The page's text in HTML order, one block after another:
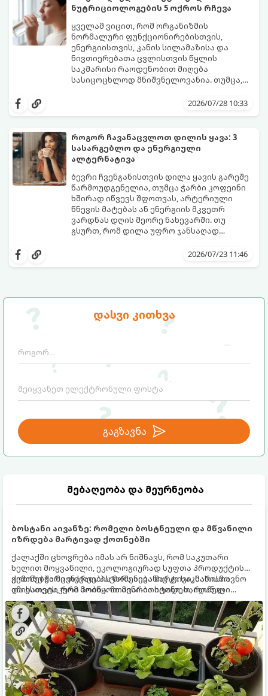
დასვი კითხვა
გაგზავნა
მებაღეობა და მეურნეობა
ბოსტანი აივანზე: რომელი ბოსტნეული და მწვანილი
იზრდება მარტივად ქოთნებში
ქალაქში ცხოვრება იმას არ ნიშნავს, რომ საკუთარი
ხელით მოყვანილი, ეკოლოგიურად სუფთა პროდუქტის
გემოზე უარი თქვათ. პატარა აივანიც კი საკმარისია
იმისათვის, რომ მოიწყოთ მინი-ბოსტანი, საიდანაც
ყოველდღიურად ახალ, არომატულ მწვანილსა და
ბოსტნეულს მოკრეფთ.
ქოთნებში მცენარეების მოშენება მარტივი, სასიამოვნო
და ესთეტიკური ჰობია. მთავარია იცოდეთ, რომელი
კულტურები ეგუებიან ქოთნის პირობებს ყველაზე კარგად
და როგორ მოუაროთ მათ სწორად.
და შესაძლოა 4-დან 8 წლამდე
გაგრძელდეს).
იმისათვის, რომ ეს პერიოდი შფოთვის
გარეშე გაიაროთ, მნიშვნელოვანია
იცოდეთ, რა სიგნალებს გზავნის ორგანიზმი
და როგორ შეიმსუბუქოთ მდგომარეობა
მეან-გინეკოლოგებისა და
ნუტრიციოლოგების რეკომენდაციებით.
ნუტრიციოლოგების 5 ოქროს რჩევა
ყველამ ვიცით, რომ ორგანიზმის
ნორმალური ფუნქციონირებისთვის,
ენერგიისთვის, კანის სილამაზისა და
ნივთიერებათა ცვლისთვის წყლის
საკმარისი რაოდენობით მიღება
სასიცოცხლოდ მნიშვნელოვანია. თუმცა,
უბრალოდ ჩვევის არქონის გამო, დღის
გამოწვევად რჩება.
დალევა ან მისი გემო მოსაწყენი
დაგეხმარებათ, წყლის სმა
ყოველდღიურ, სასიამოვნო ჩვევად
აქციოთ.
2026/07/28 10:33
როგორ ჩავანაცვლოთ დილის ყავა: 3
სასარგებლო და ენერგიული
ალტერნატივა
ბევრი ჩვენგანისთვის დილა ყავის გარეშე
წარმოუდგენელია, თუმცა ჭარბი კოფეინი
ხშირად იწვევს შფოთვას, არტერიული
წნევის მატებას ან ენერგიის მკვეთრ
ვარდნას დღის მეორე ნახევარში. თუ
გსურთ, რომ დილა უფრო ჯანსაღად
შეინარჩუნოთ, ექსპერტები ყავის სამ
თქვენთვის სასურველი სასმელი:2026/07/23 11:46